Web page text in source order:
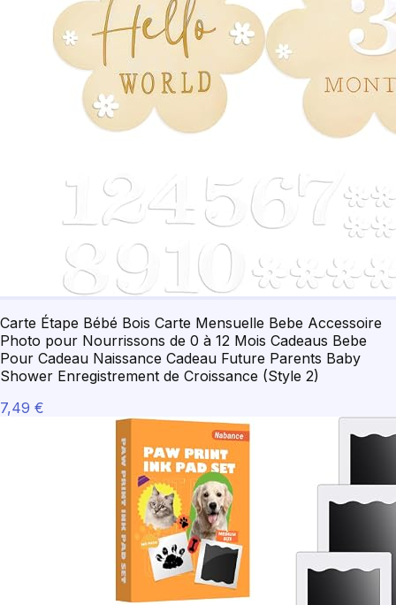
Carte Étape Bébé Bois Carte Mensuelle Bebe Accessoire
Photo pour Nourrissons de 0 à 12 Mois Cadeaus Bebe
Pour Cadeau Naissance Cadeau Future Parents Baby
Shower Enregistrement de Croissance (Style 2)
7,49 €